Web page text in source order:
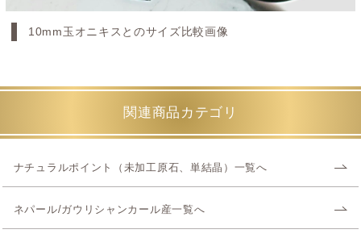
10mm玉オニキスとのサイズ比較画像
関連商品カテゴリ
ナチュラルポイント（未加工原石、単結晶）一覧へ
ネパール/ガウリシャンカール産一覧へ